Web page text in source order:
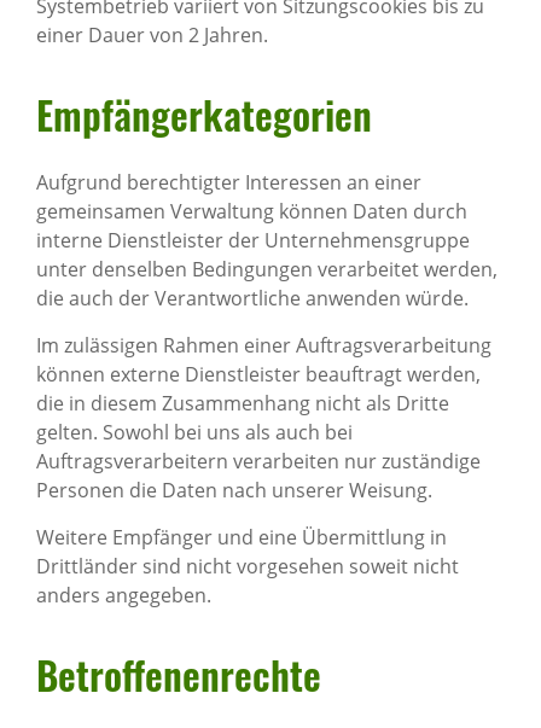
Systembetrieb variiert von Sitzungscookies bis zu
einer Dauer von 2 Jahren.
Empfän­ger­ka­te­go­rien
Aufgrund berechtigter Interessen an einer
gemeinsamen Verwaltung können Daten durch
interne Dienstleister der Unternehmensgruppe
unter denselben Bedingungen verarbeitet werden,
die auch der Verantwortliche anwenden würde.
Im zulässigen Rahmen einer Auftragsverarbeitung
können externe Dienstleister beauftragt werden,
die in diesem Zusammenhang nicht als Dritte
gelten. Sowohl bei uns als auch bei
Auftragsverarbeitern verarbeiten nur zuständige
Personen die Daten nach unserer Weisung.
Weitere Empfänger und eine Übermittlung in
Drittländer sind nicht vorgesehen soweit nicht
anders angegeben.
Betrof­fe­nen­rechte